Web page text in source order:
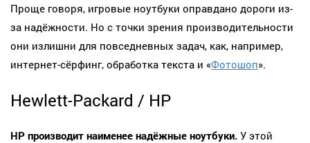
Проще говоря, игровые ноутбуки оправдано дороги из-
за надёжности. Но с точки зрения производительности
они излишни для повседневных задач, как, например,
интернет-сёрфинг, обработка текста и «Фотошоп».
Hewlett-Packard / HP
HP производит наименее надёжные ноутбуки. У этой